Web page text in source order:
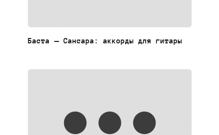
Баста — Сансара: аккорды для гитары